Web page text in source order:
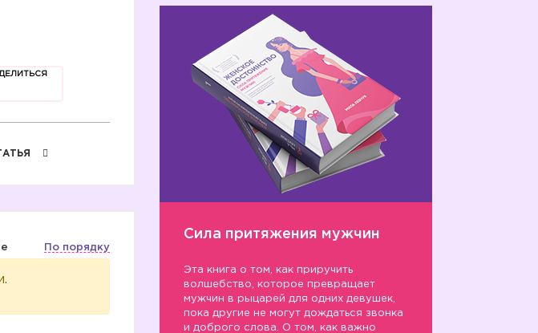
По порядку
Сила притяжения мужчин
Эта книга о том, как приручить
волшебство, которое превращает
мужчин в рыцарей для одних девушек,
пока другие не могут дождаться звонка
и доброго слова. О том, как важно